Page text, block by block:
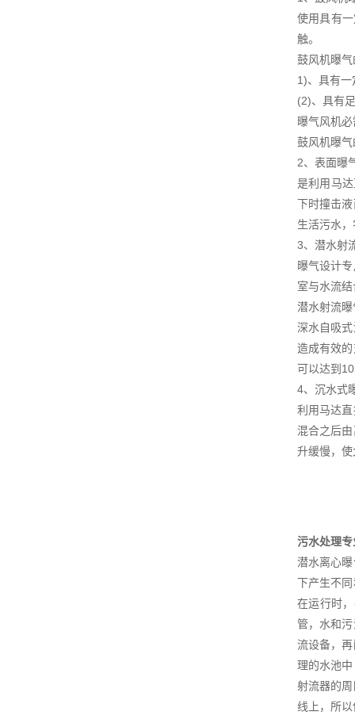
使用具有
触。
鼓风机曝
1)、具有
(2)、具有
曝气风机
鼓风机曝
2、表面曝
是利用马
下时撞击
生活污水
3、潜水射
曝气设计
室与水流
潜水射流
深水自吸
造成有效
可以达到
4、沉水式
利用马达
混合之后
升缓慢，
污水处理
潜水离心
下产生不
在运行时
管，水和
流设备，
理的水池
射流器的
线上，所